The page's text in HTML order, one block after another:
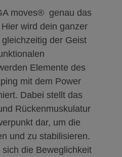
moves® genau das
wird dein ganzer
der Geist
Elemente des
mit dem Power
Dabei stellt das
Rückenmuskulatur
dar, um die
und zu stabilisieren.
die Beweglichkeit